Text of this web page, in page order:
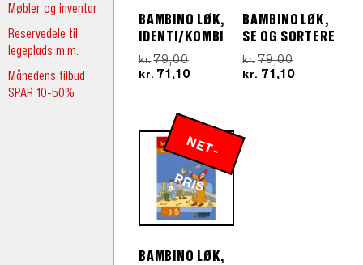
Møbler og inventar
Reservedele til
legeplads m.m.
Månedens tilbud
SPAR 10-50%
BAMBINO LØK,
IDENTI/KOMBI
kr. 79,00Den
oprindelige
kr.79,00.
kr. 71,10Den
er:
kr.71,10.
BAMBINO LØK,
SE OG SORTERE
kr. 79,00Den
oprindelige
kr. 71,10Den
N
E
T
-
P
R
IS
BAMBINO LØK,